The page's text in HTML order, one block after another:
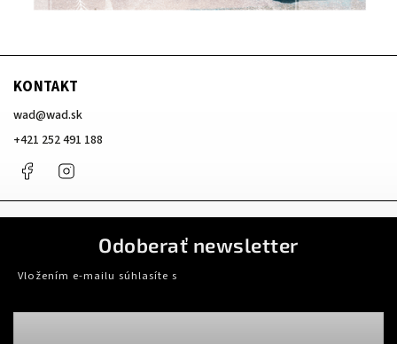
KONTAKT
wad@wad.sk
+421 252 491 188
Facebook
Odoberať newsletter
Vložením e-mailu súhlasíte s